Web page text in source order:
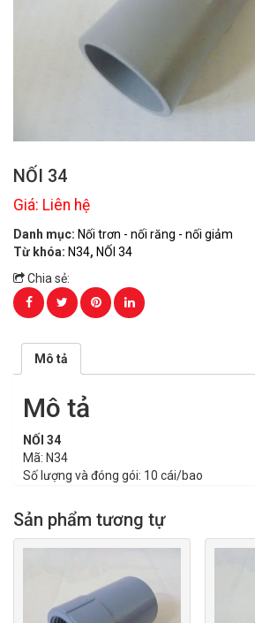
NỐI 34
Giá: Liên hệ
Danh mục: Nối trơn - nối răng - nối giảm
Từ khóa: N34, NỐI 34
Chia sẻ:
Mô tả
Mô tả
NỐI 34
Mã: N34
Số lượng và đóng gói: 10 cái/bao
Sản phẩm tương tự